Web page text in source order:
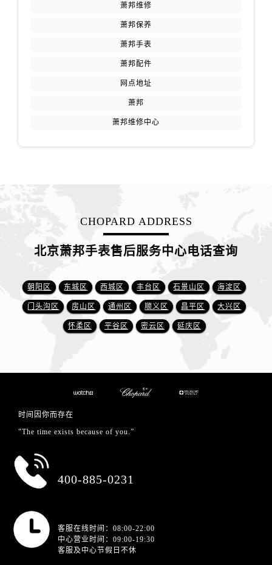
萧邦维修
萧邦保养
萧邦手表
萧邦配件
网点地址
萧邦
萧邦维修中心
CHOPARD ADDRESS
北京萧邦手表售后服务中心电话查询
朝阳区 东城区 西城区 丰台区 石景山区 海淀区
门头沟区 房山区 通州区 顺义区 昌平区 大兴区
怀柔区 平谷区 密云区 延庆区
时间因你而存在
"The time exists because of you.”
400-885-0231
客服在线时间：08:00-22:00
中心营业时间：09:00-19:30
客服及中心节假日不休